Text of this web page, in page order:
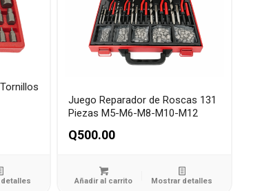
Juego Reparador de Roscas 131
Piezas M5-M6-M8-M10-M12
Q500.00
Añadir al carrito Mostrar detalles